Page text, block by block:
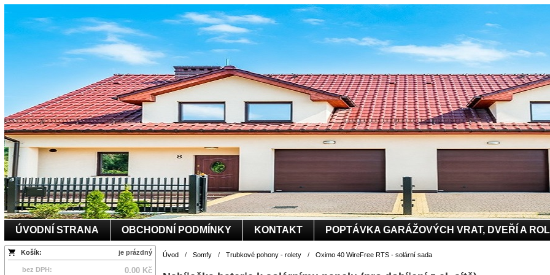
ÚVODNÍ STRANA OBCHODNÍ PODMÍNKY KONTAKT POPTÁVKA GARÁŽOVÝCH VRAT, DVEŘÍ A
Košík: je prázdný
bez DPH: 0.00 Kč
Úvod / Somfy / Trubkové pohony - rolety / Oximo 40 WireFree RTS - solární sada